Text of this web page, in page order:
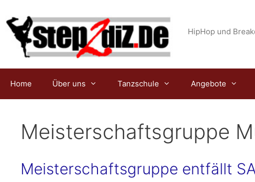
Inhalt
springen
HipHop und
Home Über uns Tanzschule Angebote
Meisterschaftsgruppe
Meisterschaftsgruppe entfällt SA